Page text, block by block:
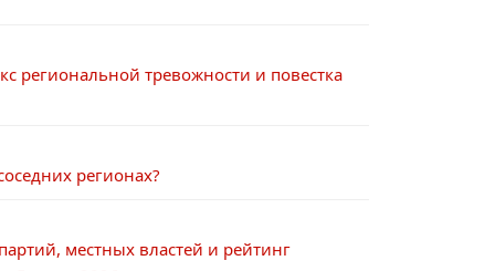
региональной тревожности и повестка
регионах?
местных властей и рейтинг